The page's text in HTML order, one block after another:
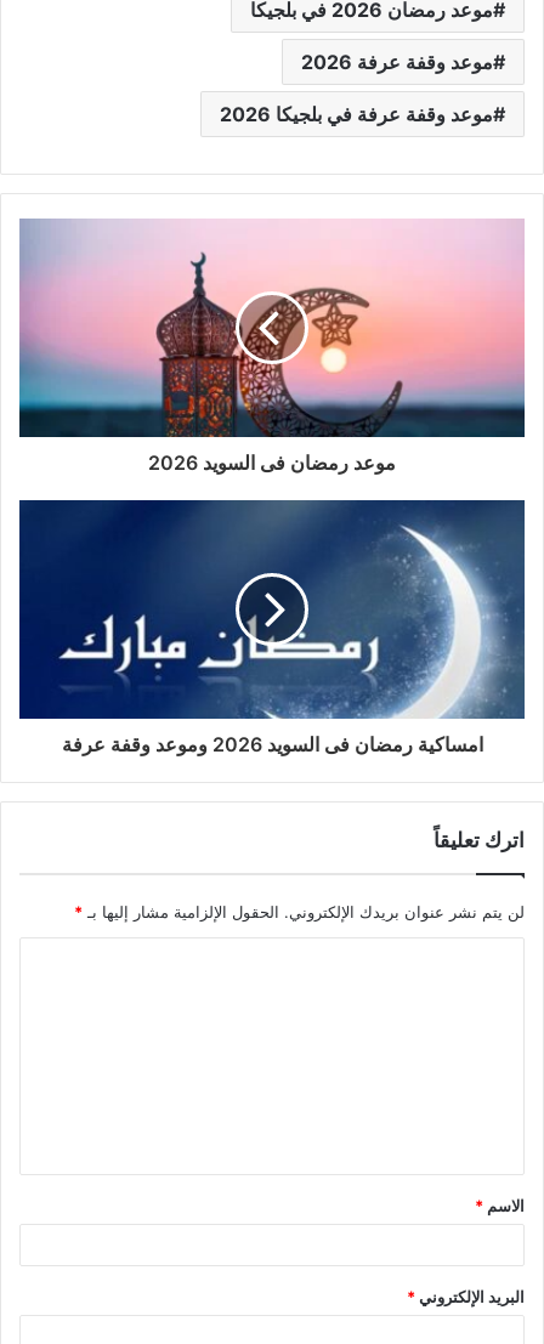
موعد رمضان 2026 في بلجيكا
موعد وقفة عرفة 2026
موعد وقفة عرفة في بلجيكا 2026
موعد رمضان فى السويد 2026
امساكية رمضان فى السويد 2026 وموعد وقفة عرفة
اترك تعليقاً
لن يتم نشر عنوان بريدك الإلكتروني. الحقول الإلزامية مشار إليها بـ *
الاسم *
البريد الإلكتروني*